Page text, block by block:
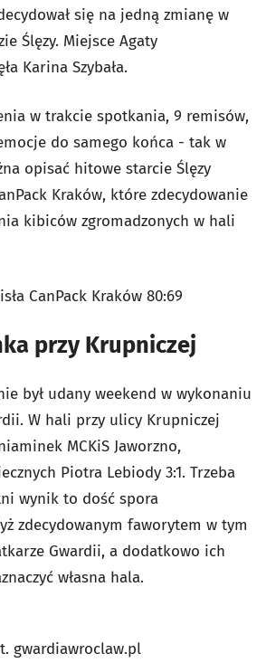
się na jedną zmianę w
Ślęzy. Miejsce Agaty
Karina Szybała.
w trakcie spotkania, 9 remisów,
do samego końca - tak w
opisać hitowe starcie Ślęzy
Kraków, które zdecydowanie
kibiców zgromadzonych w hali
CanPack Kraków 80:69
przy Krupniczej
był udany weekend w wykonaniu
W hali przy ulicy Krupniczej
MCKiS Jaworzno,
Piotra Lebiody 3:1. Trzeba
wynik to dość spora
zdecydowanym faworytem w tym
Gwardii, a dodatkowo ich
własna hala.
gwardiawroclaw.pl